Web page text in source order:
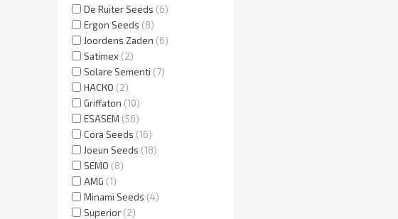
De Ruiter Seeds
6
Ergon Seeds
8
Joordens Zaden
6
Satimex 2
Solare Sementi
7
НАСКО
2
Griffaton 10
ESASEM
56
Cora Seeds 16
Joeun Seeds 18
SEMO
8
AMG 1
Minami Seeds 4
Superior 2